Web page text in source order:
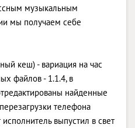
музыкальным
мы получаем себе
кеш) - вариация на час
файлов - 1.1.4, в
найденные
телефона
выпустил в свет